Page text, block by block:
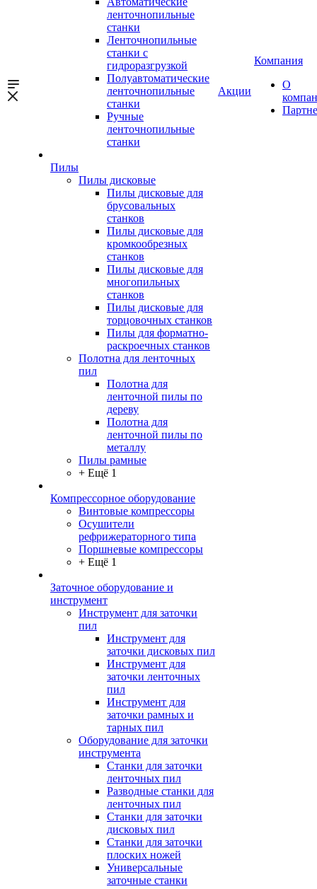
ленточнопильные
станки
Ленточнопильные
станки с
гидроразгрузкой
Полуавтоматические
ленточнопильные
станки
Ручные
ленточнопильные
станки
Пилы
Пилы дисковые
Пилы дисковые для
брусовальных
станков
Пилы дисковые для
кромкообрезных
станков
Пилы дисковые для
многопильных
станков
Пилы дисковые для
торцовочных станков
Пилы для форматно-
раскроечных станков
Полотна для ленточных
пил
Полотна для
ленточной пилы по
дереву
Полотна для
ленточной пилы по
металлу
Пилы рамные
+ Ещё 1
Компрессорное оборудование
Винтовые компрессоры
Осушители
рефрижераторного типа
Поршневые компрессоры
+ Ещё 1
Заточное оборудование и
инструмент
Инструмент для заточки
пил
Инструмент для
заточки дисковых пил
Инструмент для
заточки ленточных
пил
Инструмент для
заточки рамных и
тарных пил
Оборудование для заточки
инструмента
Станки для заточки
ленточных пил
Разводные станки для
ленточных пил
Станки для заточки
дисковых пил
Станки для заточки
плоских ножей
Универсальные
заточные станки
Акции
Компания
О